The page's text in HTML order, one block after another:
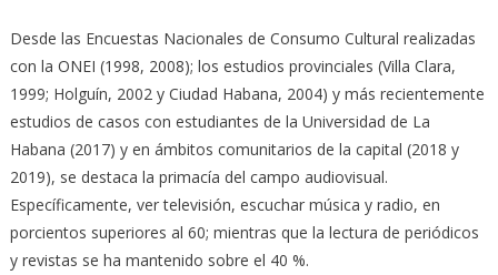
Desde las Encuestas Nacionales de Consumo Cultural realizadas
con la ONEI (1998, 2008); los estudios provinciales (Villa Clara,
1999; Holguín, 2002 y Ciudad Habana, 2004) y más recientemente
estudios de casos con estudiantes de la Universidad de La
Habana (2017) y en ámbitos comunitarios de la capital (2018 y
2019), se destaca la primacía del campo audiovisual.
Específicamente, ver televisión, escuchar música y radio, en
porcientos superiores al 60; mientras que la lectura de periódicos
y revistas se ha mantenido sobre el 40 %.